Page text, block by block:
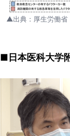
▲出典：厚生労働省
■日本医科大学